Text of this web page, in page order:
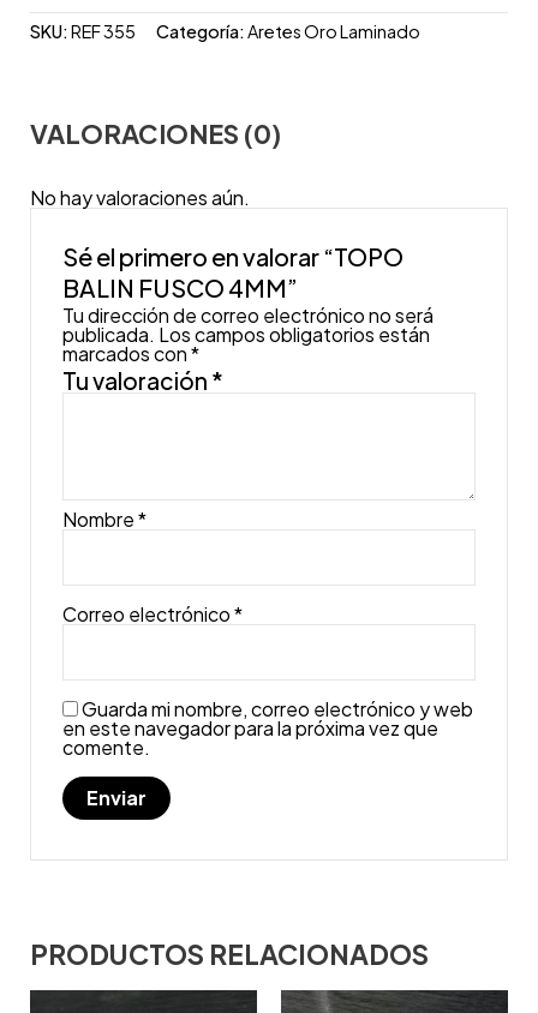
SKU:REF 355 Categoría:Aretes Oro Laminado
VALORACIONES (0)
No hay valoraciones aún.
Sé el primero en valorar “TOPO
BALIN FUSCO 4MM”
Tu dirección de correo electrónico no será
publicada. Los campos obligatorios están
marcados con*
Tu valoración *
Nombre*
Correo electrónico*
Guarda mi nombre, correo electrónico y web
en este navegador para la próxima vez que
comente.
PRODUCTOS RELACIONADOS